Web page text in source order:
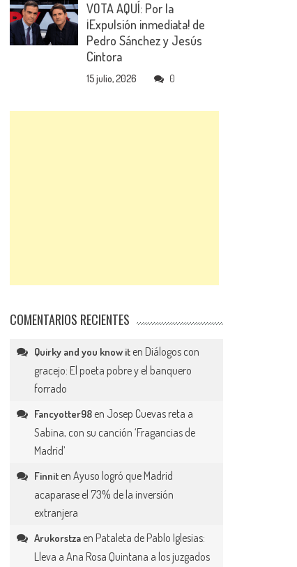
VOTA AQUÍ: Por la
¡Expulsión inmediata! de
Pedro Sánchez y Jesús
Cintora
15 julio, 2026 0
COMENTARIOS RECIENTES
Quirky and you know it en Diálogos con
gracejo: El poeta pobre y el banquero
forrado
Fancyotter98 en Josep Cuevas reta a
Sabina, con su canción ‘Fragancias de
Madrid’
Finnit enAyuso logró que Madrid
acaparase el 73% de la inversión
extranjera
Arukorstza en Pataleta de Pablo Iglesias:
Lleva a Ana Rosa Quintana a los juzgados